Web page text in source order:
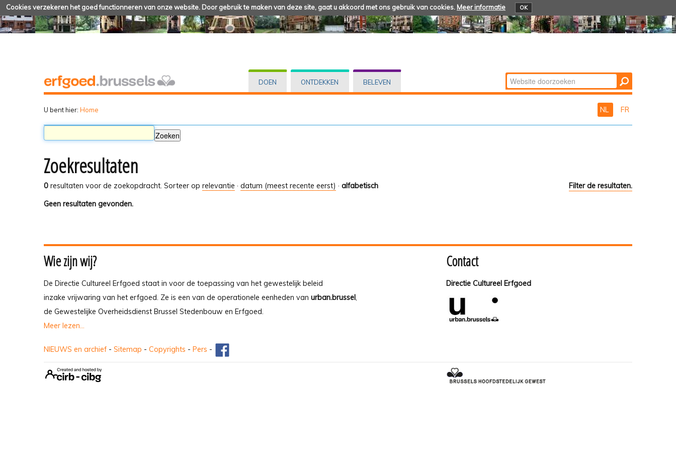
Cookies verzekeren het goed functionneren van onze website. Door gebruik te maken van deze site, gaat u akkoord met ons gebruik van cookies. Meer informatie OK
DOEN ONTDEKKEN BELEVEN Zoek
Geavanceerd
U bent hier: Home NL FR
Zoekresultaten
0 resultaten voor de zoekopdracht. Filter de resultaten.
Sorteer op relevantie · datum (meest recente eerst) · alfabetisch
Geen resultaten gevonden.
Wie zijn wij?
De Directie Cultureel Erfgoed staat in voor de toepassing van het gewestelijk beleid
inzake vrijwaring van het erfgoed. Ze is een van de operationele eenheden van urban.brussel,
de Gewestelijke Overheidsdienst Brussel Stedenbouw en Erfgoed.
Meer lezen...
Contact
Directie Cultureel Erfgoed
NIEUWS en archief - Sitemap - Copyrights - Pers -